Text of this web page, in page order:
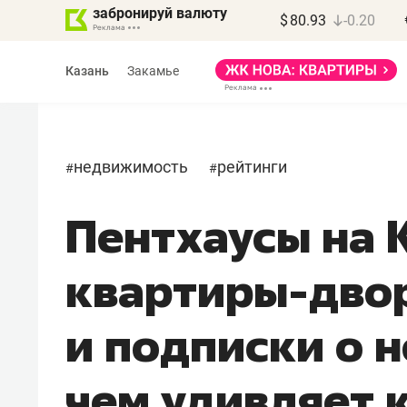
забронируй валюту $ 80.93 -0.20
Казань Закамье
#недвижимость #рейтинги
Пентхаусы на
квартиры-
и подписки о
Василь Мазитов
МАРТ
«Не зная местных
потерять минимум